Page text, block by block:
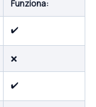
Funziona:
✔️
❌
✔️